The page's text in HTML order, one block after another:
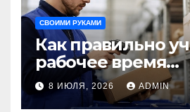
СВОИМИ РУКАМИ
Как правильно
рабочее время
сотрудников:
бизнеса
8 ИЮЛЯ, 2026 ADMIN